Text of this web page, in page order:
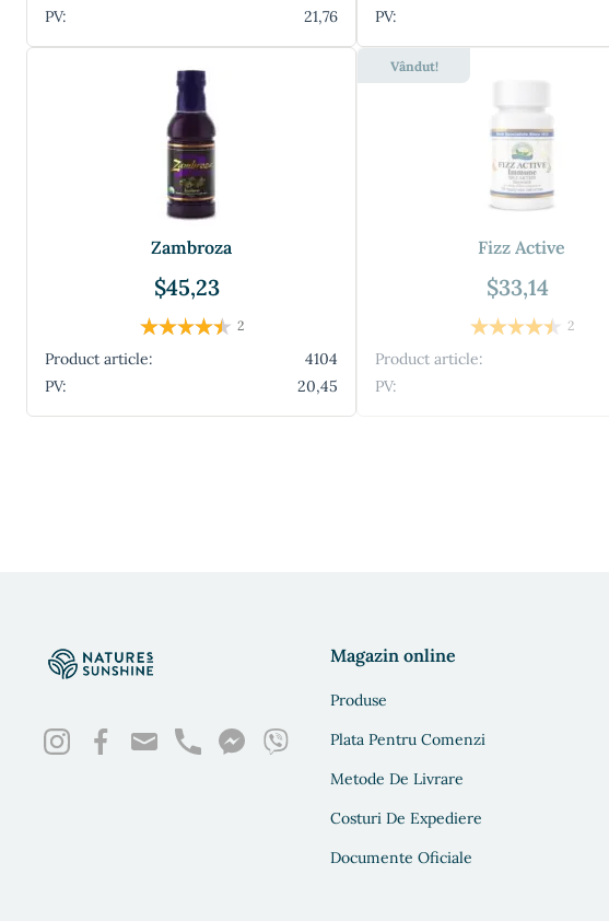
PV:
21,76
PV:
Zambroza
$45,23
2
Product article:
4104
PV:
20,45
Vândut!
Fizz Active
$33,14
2
Product article:
PV:
Magazin online
Produse
Plata Pentru Comenzi
Metode De Livrare
Costuri De Expediere
Documente Oficiale